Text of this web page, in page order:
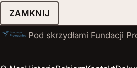
ZAMKNIJ
Pod skrzydłami Fundacji